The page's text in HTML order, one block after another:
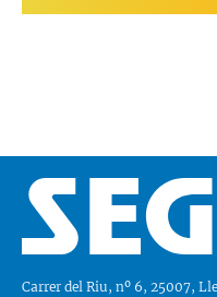
Carrer del Riu, nº 6, 25007,